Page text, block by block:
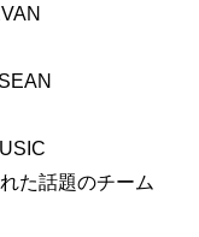
た話題のチーム